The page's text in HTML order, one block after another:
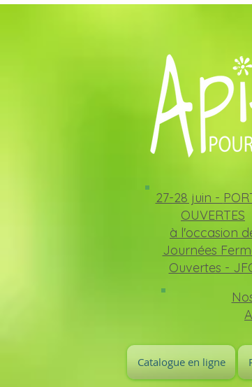
27-28 juin -
OUVERTES
à l'occasion
Journées
Ouvertes -
Catalogue en ligne